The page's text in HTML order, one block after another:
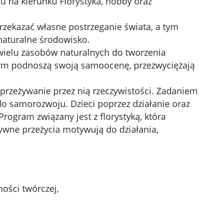
własne postrzeganie świata, a tym
środowisko.
zasobów naturalnych do tworzenia
podnoszą swoją samoocenę, przezwyciężają
przez nią rzeczywistości. Zadaniem
samorozwoju. Dzieci poprzez działanie oraz
związany jest z florystyką, która
przeżycia motywują do działania,
twórczej,